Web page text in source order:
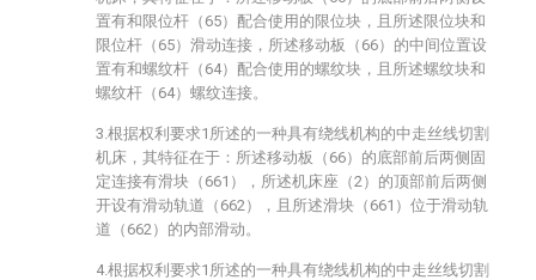
置有和限位杆（65）配合使用的限位块，且所述限位块和
限位杆（65）滑动连接，所述移动板（66）的中间位置设
置有和螺纹杆（64）配合使用的螺纹块，且所述螺纹块和
螺纹杆（64）螺纹连接。
3.根据权利要求1所述的一种具有绕线机构的中走丝线切割
机床，其特征在于：所述移动板（66）的底部前后两侧固
定连接有滑块（661），所述机床座（2）的顶部前后两侧
开设有滑动轨道（662），且所述滑块（661）位于滑动轨
道（662）的内部滑动。
4.根据权利要求1所述的一种具有绕线机构的中走丝线切割